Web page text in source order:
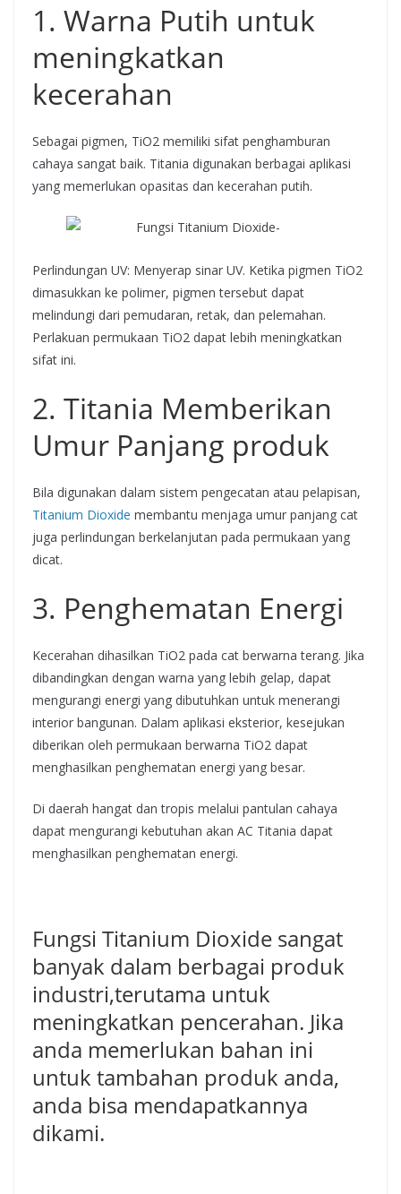
1. Warna Putih untuk
meningkatkan
kecerahan
Sebagai pigmen, TiO2 memiliki sifat penghamburan
cahaya sangat baik. Titania digunakan berbagai aplikasi
yang memerlukan opasitas dan kecerahan putih.
Perlindungan UV: Menyerap sinar UV. Ketika pigmen TiO2
dimasukkan ke polimer, pigmen tersebut dapat
melindungi dari pemudaran, retak, dan pelemahan.
Perlakuan permukaan TiO2 dapat lebih meningkatkan
sifat ini.
2. Titania Memberikan
Umur Panjang produk
Bila digunakan dalam sistem pengecatan atau pelapisan,
Titanium Dioxide membantu menjaga umur panjang cat
juga perlindungan berkelanjutan pada permukaan yang
dicat.
3. Penghematan Energi
Kecerahan dihasilkan TiO2 pada cat berwarna terang. Jika
dibandingkan dengan warna yang lebih gelap, dapat
mengurangi energi yang dibutuhkan untuk menerangi
interior bangunan. Dalam aplikasi eksterior, kesejukan
diberikan oleh permukaan berwarna TiO2 dapat
menghasilkan penghematan energi yang besar.
Di daerah hangat dan tropis melalui pantulan cahaya
dapat mengurangi kebutuhan akan AC Titania dapat
menghasilkan penghematan energi.
Fungsi Titanium Dioxide sangat
banyak dalam berbagai produk
industri,terutama untuk
meningkatkan pencerahan. Jika
anda memerlukan bahan ini
untuk tambahan produk anda,
anda bisa mendapatkannya
dikami.